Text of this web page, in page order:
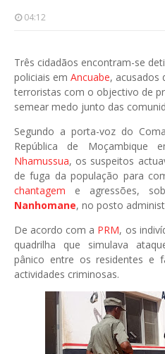
04:12
Três cidadãos encontram-se
policiais em Ancuabe, acusados
terroristas com o objectivo de
semear medo junto das
Segundo a porta-voz do
República de Moçambique
Nhamussua, os suspeitos
de fuga da população para
chantagem e agressões,
Nanhomane, no posto
De acordo com a PRM, os
quadrilha que simulava
pânico entre os residentes e
actividades criminosas.